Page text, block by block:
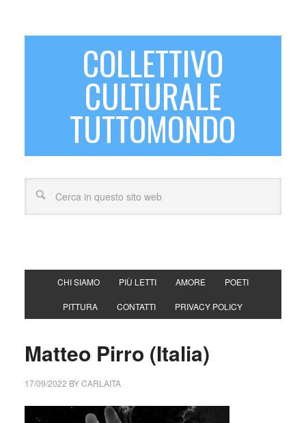
COLLETTIVO
CULTURALE
TUTTOMONDO
CHI SIAMO PIÙ LETTI AMORE POETI
PITTURA CONTATTI PRIVACY POLICY
Matteo Pirro (Italia)
17/09/2022 BYCARLAITA